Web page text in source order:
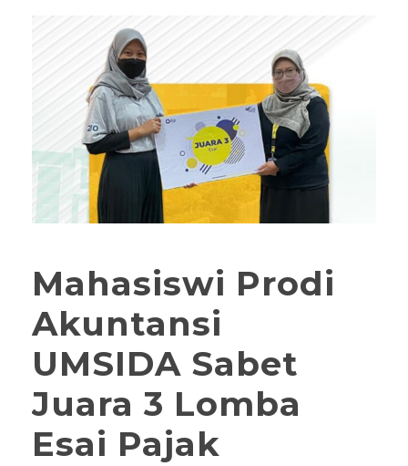
Mahasiswi Prodi
Akuntansi
UMSIDA Sabet
Juara 3 Lomba
Esai Pajak